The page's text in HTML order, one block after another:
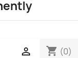
shopping_cart (0)
